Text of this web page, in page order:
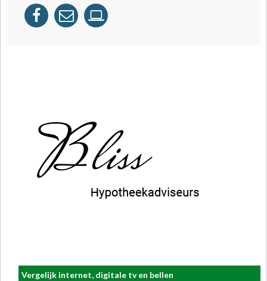
Vergelijk internet, digitale tv en bellen